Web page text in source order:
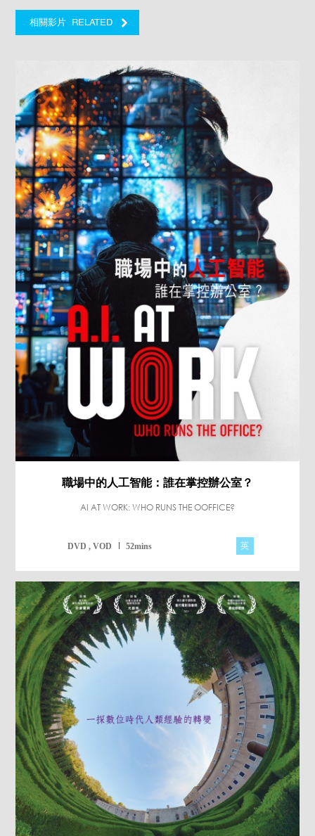
相關影片 RELATED
職場中的人工智能：誰在掌控辦公室？
AI AT WORK: WHO RUNS THE OOFFICE?
DVD , VOD 52mins 英